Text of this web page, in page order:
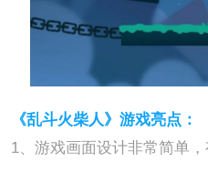
《乱斗火柴人》游戏亮点：
1、游戏画面设计非常简单，